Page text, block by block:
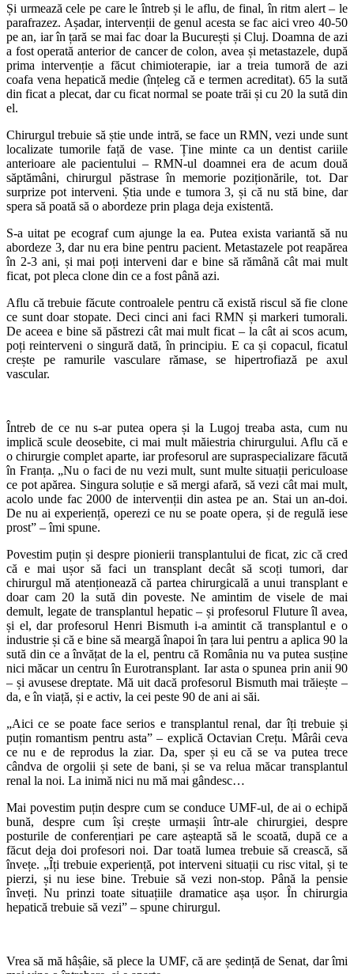
Și urmează cele pe care le întreb și le aflu, de final, în ritm alert – le
parafrazez. Așadar, intervenții de genul acesta se fac aici vreo 40-50
pe an, iar în țară se mai fac doar la București și Cluj. Doamna de azi
a fost operată anterior de cancer de colon, avea și metastazele, după
prima intervenție a făcut chimioterapie, iar a treia tumoră de azi
coafa vena hepatică medie (înțeleg că e termen acreditat). 65 la sută
din ficat a plecat, dar cu ficat normal se poate trăi și cu 20 la sută din
el.
Chirurgul trebuie să știe unde intră, se face un RMN, vezi unde sunt
localizate tumorile față de vase. Ține minte ca un dentist cariile
anterioare ale pacientului – RMN-ul doamnei era de acum două
săptămâni, chirurgul păstrase în memorie poziționările, tot. Dar
surprize pot interveni. Știa unde e tumora 3, și că nu stă bine, dar
spera să poată să o abordeze prin plaga deja existentă.
S-a uitat pe ecograf cum ajunge la ea. Putea exista variantă să nu
abordeze 3, dar nu era bine pentru pacient. Metastazele pot reapărea
în 2-3 ani, și mai poți interveni dar e bine să rămână cât mai mult
ficat, pot pleca clone din ce a fost până azi.
Aflu că trebuie făcute controalele pentru că există riscul să fie clone
ce sunt doar stopate. Deci cinci ani faci RMN și markeri tumorali.
De aceea e bine să păstrezi cât mai mult ficat – la cât ai scos acum,
poți reinterveni o singură dată, în principiu. E ca și copacul, ficatul
crește pe ramurile vasculare rămase, se hipertrofiază pe axul
vascular.
Întreb de ce nu s-ar putea opera și la Lugoj treaba asta, cum nu
implică scule deosebite, ci mai mult măiestria chirurgului. Aflu că e
o chirurgie complet aparte, iar profesorul are supraspecializare făcută
în Franța. „Nu o faci de nu vezi mult, sunt multe situații periculoase
ce pot apărea. Singura soluție e să mergi afară, să vezi cât mai mult,
acolo unde fac 2000 de intervenții din astea pe an. Stai un an-doi.
De nu ai experiență, operezi ce nu se poate opera, și de regulă iese
prost” – îmi spune.
Povestim puțin și despre pionierii transplantului de ficat, zic că cred
că e mai ușor să faci un transplant decât să scoți tumori, dar
chirurgul mă atenționează că partea chirurgicală a unui transplant e
doar cam 20 la sută din poveste. Ne amintim de visele de mai
demult, legate de transplantul hepatic – și profesorul Fluture îl avea,
și el, dar profesorul Henri Bismuth i-a amintit că transplantul e o
industrie și că e bine să meargă înapoi în țara lui pentru a aplica 90 la
sută din ce a învățat de la el, pentru că România nu va putea susține
nici măcar un centru în Eurotransplant. Iar asta o spunea prin anii 90
– și avusese dreptate. Mă uit dacă profesorul Bismuth mai trăiește –
da, e în viață, și e activ, la cei peste 90 de ani ai săi.
„Aici ce se poate face serios e transplantul renal, dar îți trebuie și
puțin romantism pentru asta” – explică Octavian Crețu. Mârâi ceva
ce nu e de reprodus la ziar. Da, sper și eu că se va putea trece
cândva de orgolii și sete de bani, și se va relua măcar transplantul
renal la noi. La inimă nici nu mă mai gândesc…
Mai povestim puțin despre cum se conduce UMF-ul, de ai o echipă
bună, despre cum își crește urmașii într-ale chirurgiei, despre
posturile de conferențiari pe care așteaptă să le scoată, după ce a
făcut deja doi profesori noi. Dar toată lumea trebuie să crească, să
învețe. „Îți trebuie experiență, pot interveni situații cu risc vital, și te
pierzi, și nu iese bine. Trebuie să vezi non-stop. Până la pensie
înveți. Nu prinzi toate situațiile dramatice așa ușor. În chirurgia
hepatică trebuie să vezi” – spune chirurgul.
Vrea să mă hâșâie, să plece la UMF, că are ședință de Senat, dar îmi